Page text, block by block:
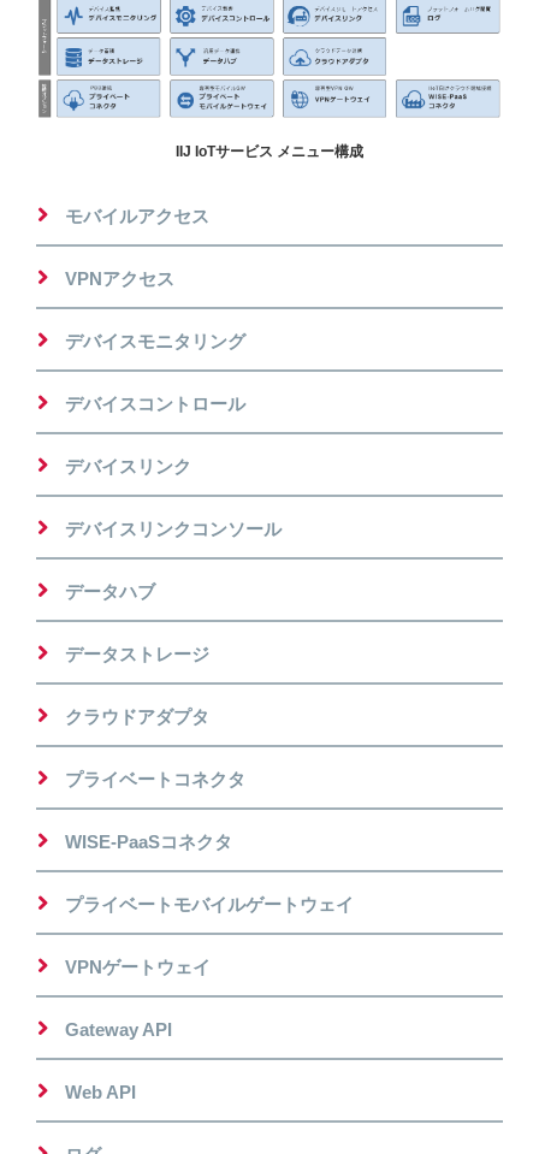
IIJ IoTサービス メニュー構成
モバイルアクセス
VPNアクセス
デバイスモニタリング
デバイスコントロール
デバイスリンク
デバイスリンクコンソール
データハブ
データストレージ
クラウドアダプタ
プライベートコネクタ
WISE-PaaSコネクタ
プライベートモバイルゲートウェイ
VPNゲートウェイ
Gateway API
Web API